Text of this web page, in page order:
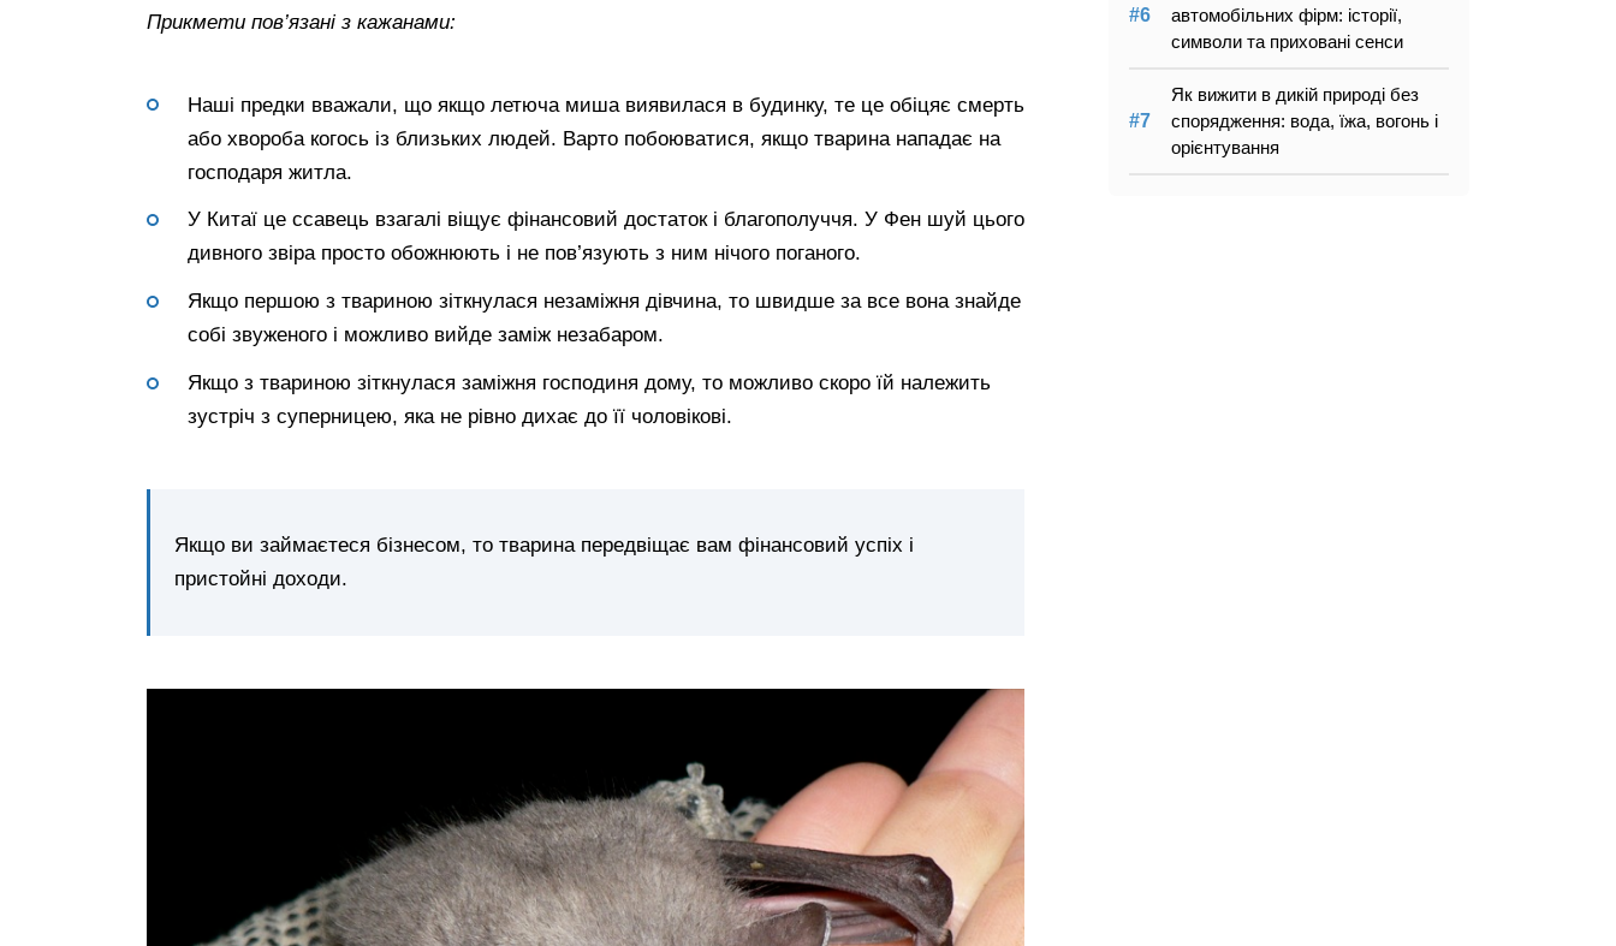
Прикмети пов’язані з кажанами:
Наші предки вважали, що якщо летюча миша виявилася в будинку, те це обіцяє смерть
або хвороба когось із близьких людей. Варто побоюватися, якщо тварина нападає на
господаря житла.
У Китаї це ссавець взагалі віщує фінансовий достаток і благополуччя. У Фен шуй цього
дивного звіра просто обожнюють і не пов’язують з ним нічого поганого.
Якщо першою з твариною зіткнулася незаміжня дівчина, то швидше за все вона знайде
собі звуженого і можливо вийде заміж незабаром.
Якщо з твариною зіткнулася заміжня господиня дому, то можливо скоро їй належить
зустріч з суперницею, яка не рівно дихає до її чоловікові.
Якщо ви займаєтеся бізнесом, то тварина передвіщає вам фінансовий успіх і
пристойні доходи.
автомобільних фірм: історії,
символи та приховані сенси
Як вижити в дикій природі без
спорядження: вода, їжа, вогонь і
орієнтування